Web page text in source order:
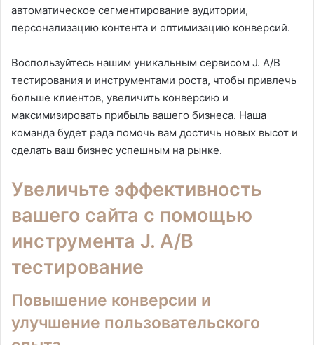
автоматическое сегментирование аудитории,
персонализацию контента и оптимизацию конверсий.
Воспользуйтесь нашим уникальным сервисом J. A/B
тестирования и инструментами роста, чтобы привлечь
больше клиентов, увеличить конверсию и
максимизировать прибыль вашего бизнеса. Наша
команда будет рада помочь вам достичь новых высот и
сделать ваш бизнес успешным на рынке.
Увеличьте эффективность
вашего сайта с помощью
инструмента J. A/B
тестирование
Повышение конверсии и
улучшение пользовательского